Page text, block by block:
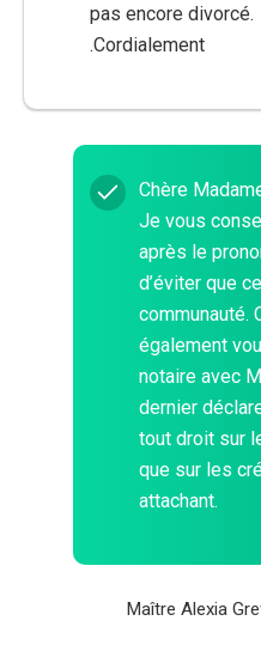
pas encore divorcé.
.Cordialement
Chère
Je vous
après le
d’éviter que
communauté.
également
notaire avec
dernier
tout droit sur
que sur les
attachant.
Maître Alexia